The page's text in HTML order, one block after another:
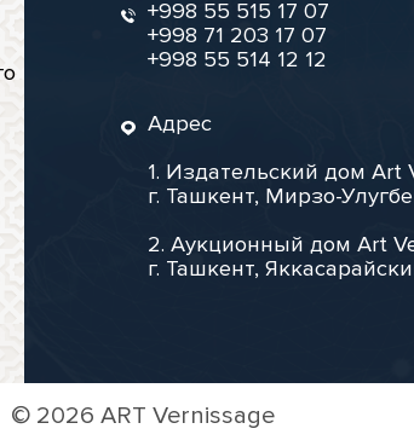
+998 55 515 17 07
+998 71 203 17 07
+998 55 514 12 12
Адрес
1. Издательский дом Art
г. Ташкент, Мирзо-
2. Аукционный дом Art
г. Ташкент,
© 2026 ART Vernissage